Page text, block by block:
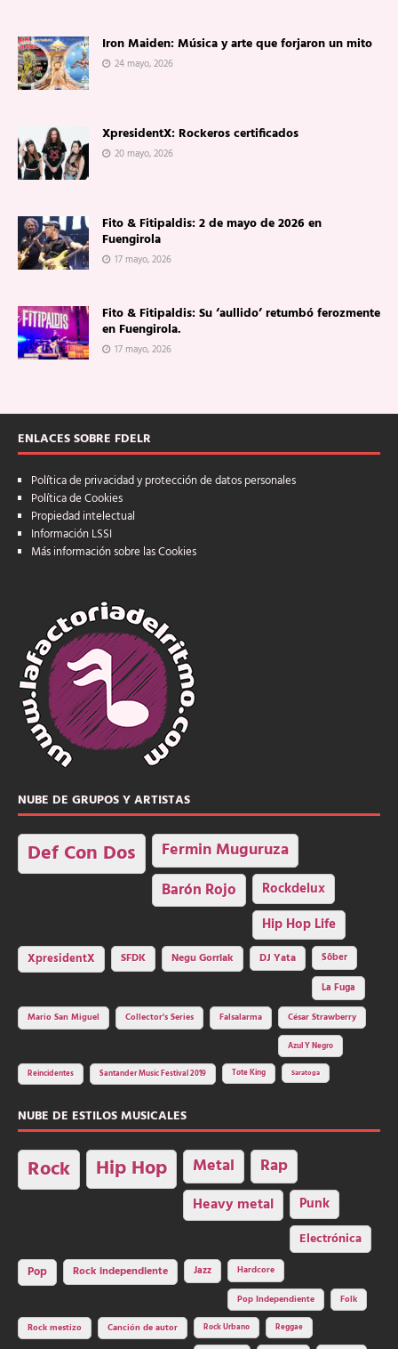
Iron Maiden: Música y arte que forjaron un mito
24 mayo, 2026
XpresidentX: Rockeros certificados
20 mayo, 2026
Fito & Fitipaldis: 2 de mayo de 2026 en
Fuengirola
17 mayo, 2026
Fito & Fitipaldis: Su ‘aullido’ retumbó ferozmente
en Fuengirola.
17 mayo, 2026
ENLACES SOBRE FDELR
Política de privacidad y protección de datos personales
Política de Cookies
Propiedad intelectual
Información LSSI
Más información sobre las Cookies
NUBE DE GRUPOS Y ARTISTAS
Def Con Dos Fermin Muguruza
Barón Rojo Rockdelux
Hip Hop Life
XpresidentX SFDK Negu Gorriak DJ Yata
Sôber
La Fuga
Mario San Miguel
Collector's Series Falsalarma César Strawberry
Azul Y Negro
Reincidentes Santander Music Festival 2019 Tote King Saratoga
NUBE DE ESTILOS MUSICALES
Rock Hip Hop Metal Rap
Heavy metal Punk
Electrónica
Pop Rock independiente Jazz Hardcore
Pop Independiente Folk
Rock mestizo Canción de autor Rock Urbano Reggae